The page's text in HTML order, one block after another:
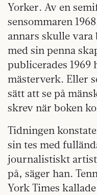
Yorker. Av en
sensommaren
annars skulle
med sin penna
publicerades 1969
mästerverk. Eller
sätt att se på
skrev när boken
Tidningen
sin tes med
journalistiskt
på, säger han.
York Times